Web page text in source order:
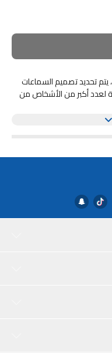
يتم تحديد تصميم السماعات
لعدد أكبر من الأشخاص من
إخراج الصوت وتقليل فقد
والفيديو والرد على